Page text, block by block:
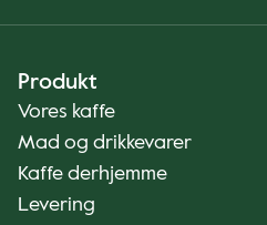
Produkt
Vores kaffe
Mad og drikkevarer
Kaffe derhjemme
Levering